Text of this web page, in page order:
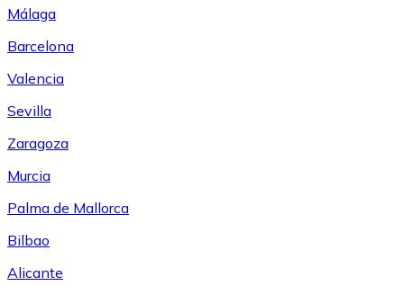
Málaga
Barcelona
Valencia
Sevilla
Zaragoza
Murcia
Palma de Mallorca
Bilbao
Alicante